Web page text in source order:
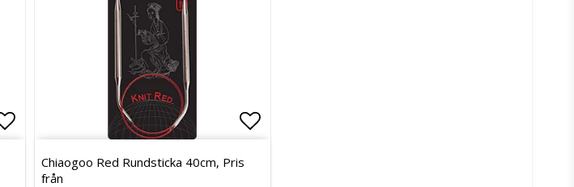
Lägg till i favoritlistan
Chiaogoo Red Rundsticka 40cm, Pris
från